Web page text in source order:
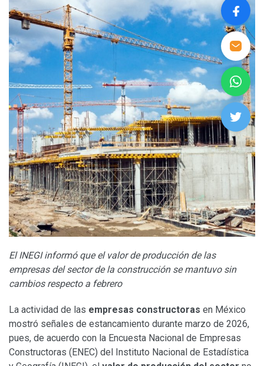
El INEGI informó que el valor de producción de las
empresas del sector de la construcción se mantuvo sin
cambios respecto a febrero
La actividad de las empresas constructoras en México
mostró señales de estancamiento durante marzo de 2026,
pues, de acuerdo con la Encuesta Nacional de Empresas
Constructoras (ENEC) del Instituto Nacional de Estadística